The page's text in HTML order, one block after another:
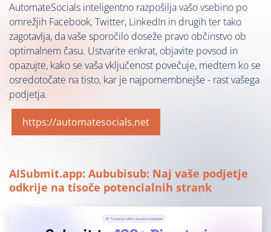
AutomateSocials inteligentno razpošilja vašo vsebino po
omrežjih Facebook, Twitter, LinkedIn in drugih ter tako
zagotavlja, da vaše sporočilo doseže pravo občinstvo ob
optimalnem času. Ustvarite enkrat, objavite povsod in
opazujte, kako se vaša vključenost povečuje, medtem ko se
osredotočate na tisto, kar je najpomembnejše - rast vašega
podjetja.
https://automatesocials.net
AISubmit.app: Aububisub: Naj vaše podjetje
odkrije na tisoče potencialnih strank